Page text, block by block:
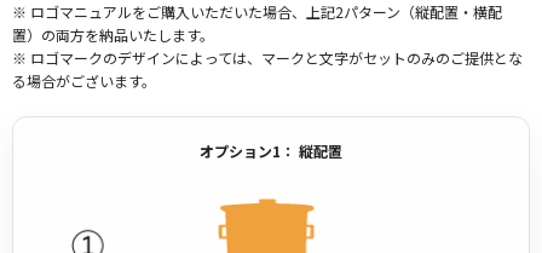
※ ロゴマニュアルをご購入いただいた場合、上記2パターン（縦配置・横配
置）の両方を納品いたします。
※ ロゴマークのデザインによっては、マークと文字がセットのみのご提供とな
る場合がございます。
オプション1： 縦配置